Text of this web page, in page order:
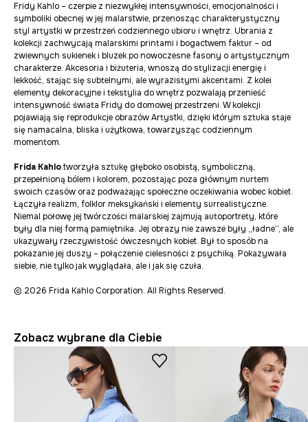
Fridy Kahlo – czerpie z niezwykłej intensywności, emocjonalności i
symboliki obecnej w jej malarstwie, przenosząc charakterystyczny
styl artystki w przestrzeń codziennego ubioru i wnętrz. Ubrania z
kolekcji zachwycają malarskimi printami i bogactwem faktur – od
zwiewnych sukienek i bluzek po nowoczesne fasony o artystycznym
charakterze. Akcesoria i biżuteria, wnoszą do stylizacji energię i
lekkość, stając się subtelnymi, ale wyrazistymi akcentami. Z kolei
elementy dekoracyjne i tekstylia do wnętrz pozwalają przenieść
intensywność świata Fridy do domowej przestrzeni. W kolekcji
pojawiają się reprodukcje obrazów Artystki, dzięki którym sztuka staje
się namacalna, bliska i użytkowa, towarzysząc codziennym
momentom.
Frida Kahlotworzyła sztukę głęboko osobistą, symboliczną,
przepełnioną bólem i kolorem, pozostając poza głównym nurtem
swoich czasów oraz podważając społeczne oczekiwania wobec kobiet.
Łączyła realizm, folklor meksykański i elementy surrealistyczne.
Niemal połowę jej twórczości malarskiej zajmują autoportrety, które
były dla niej formą pamiętnika. Jej obrazy nie zawsze były „ładne”, ale
ukazywały rzeczywistość ówczesnych kobiet. Był to sposób na
pokazanie jej duszy – połączenie cielesności z psychiką. Pokazywała
siebie, nie tylko jak wyglądała, ale i jak się czuła.
© 2026 Frida Kahlo Corporation. All Rights Reserved.
Zobacz wybrane dla Ciebie